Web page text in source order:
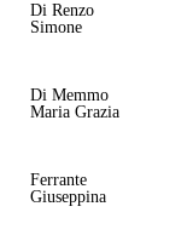
Di Renzo
Simone
Di Memmo
Maria Grazia
Ferrante
Giuseppina